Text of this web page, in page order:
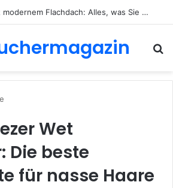
Gartenhäuser mit modernem Flachdach: Alles, was Sie 2026 wissen müssen
Wet
Die beste
für nasse Haare